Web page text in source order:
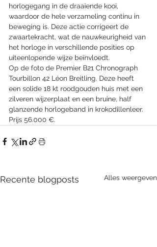
horlogegang in de draaiende kooi,
waardoor de hele verzameling continu in
beweging is. Deze actie corrigeert de
zwaartekracht, wat de nauwkeurigheid van
het horloge in verschillende posities op
uiteenlopende wijze beïnvloedt.
Op de foto de Premier B21 Chronograph
Tourbillon 42 Léon Breitling. Deze heeft
een solide 18 kt roodgouden huis met een
zilveren wijzerplaat en een bruine, half
glanzende horlogeband in krokodillenleer.
Prijs 56.000 €.
Recente blogposts Alles weergeven